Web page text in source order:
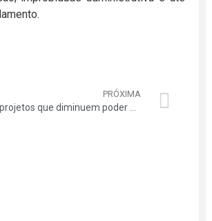
PRÓXIMA
Unacon repudia projetos que diminuem poder de fiscalização do TCU